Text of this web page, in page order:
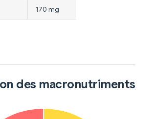
170 mg
des macronutriments